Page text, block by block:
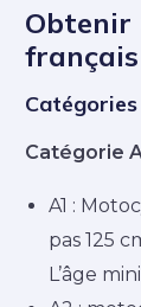
Obtenir
Catégorie
A1 :
pas 125
L’âge